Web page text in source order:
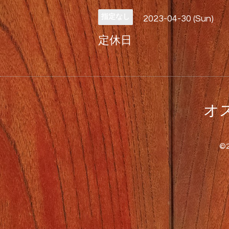
2023-04-30 (Sun)
定休日
オ